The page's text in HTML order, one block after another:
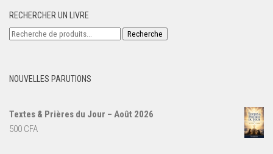
RECHERCHER UN LIVRE
Recherche
Recherche
NOUVELLES PARUTIONS
Textes & Prières du Jour – Août 2026
500 CFA